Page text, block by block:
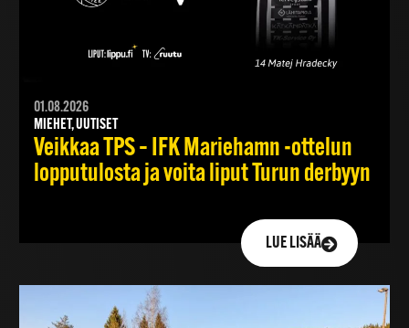
01.08.2026
MIEHET, UUTISET
Veikkaa TPS – IFK Mariehamn -ottelun
lopputulosta ja voita liput Turun derbyyn
LUE LISÄÄ